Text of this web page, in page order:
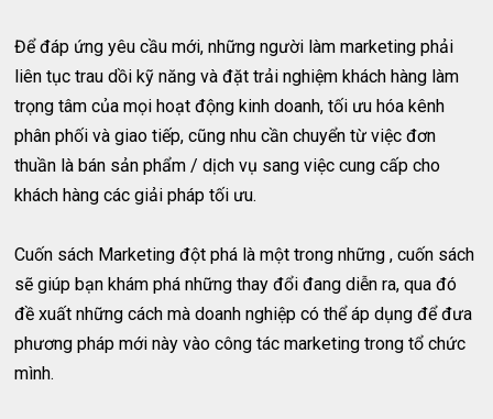
Để đáp ứng yêu cầu mới, những người làm marketing phải
liên tục trau dồi kỹ năng và đặt trải nghiệm khách hàng làm
trọng tâm của mọi hoạt động kinh doanh, tối ưu hóa kênh
phân phối và giao tiếp, cũng nhu cần chuyển từ việc đơn
thuần là bán sản phẩm / dịch vụ sang việc cung cấp cho
khách hàng các giải pháp tối ưu.
Cuốn sách Marketing đột phá là một trong những , cuốn sách
sẽ giúp bạn khám phá những thay đổi đang diễn ra, qua đó
đề xuất những cách mà doanh nghiệp có thể áp dụng để đưa
phương pháp mới này vào công tác marketing trong tổ chức
mình.